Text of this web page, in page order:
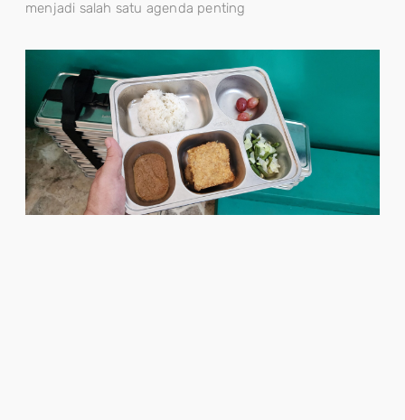
menjadi salah satu agenda penting